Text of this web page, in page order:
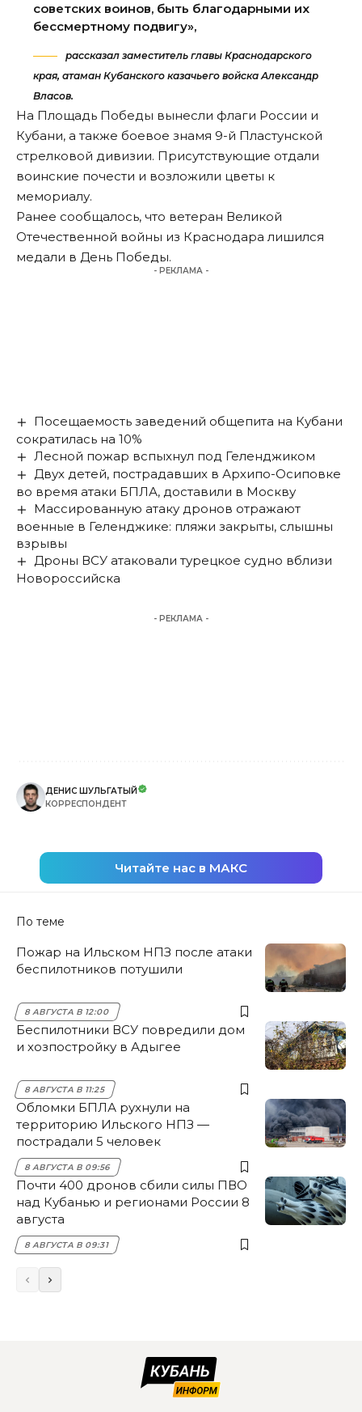
советских воинов, быть благодарными их
бессмертному подвигу»,
рассказал заместитель главы Краснодарского
края, атаман Кубанского казачьего войска Александр
Власов.
На Площадь Победы вынесли флаги России и
Кубани, а также боевое знамя 9-й Пластунской
стрелковой дивизии. Присутствующие отдали
воинские почести и возложили цветы к
мемориалу.
Ранее сообщалось, что ветеран Великой
Отечественной войны из Краснодара лишился
медали в День Победы.
- РЕКЛАМА -
Посещаемость заведений общепита на Кубани
сократилась на 10%
Лесной пожар вспыхнул под Геленджиком
Двух детей, пострадавших в Архипо-Осиповке
во время атаки БПЛА, доставили в Москву
Массированную атаку дронов отражают
военные в Геленджике: пляжи закрыты, слышны
взрывы
Дроны ВСУ атаковали турецкое судно вблизи
Новороссийска
- РЕКЛАМА -
ДЕНИС ШУЛЬГАТЫЙ
КОРРЕСПОНДЕНТ
Читайте нас в МАКС
По теме
Пожар на Ильском НПЗ после атаки
беспилотников потушили
8 АВГУСТА В 12:00
Беспилотники ВСУ повредили дом
и хозпостройку в Адыгее
8 АВГУСТА В 11:25
Обломки БПЛА рухнули на
территорию Ильского НПЗ —
пострадали 5 человек
8 АВГУСТА В 09:56
Почти 400 дронов сбили силы ПВО
над Кубанью и регионами России 8
августа
8 АВГУСТА В 09:31